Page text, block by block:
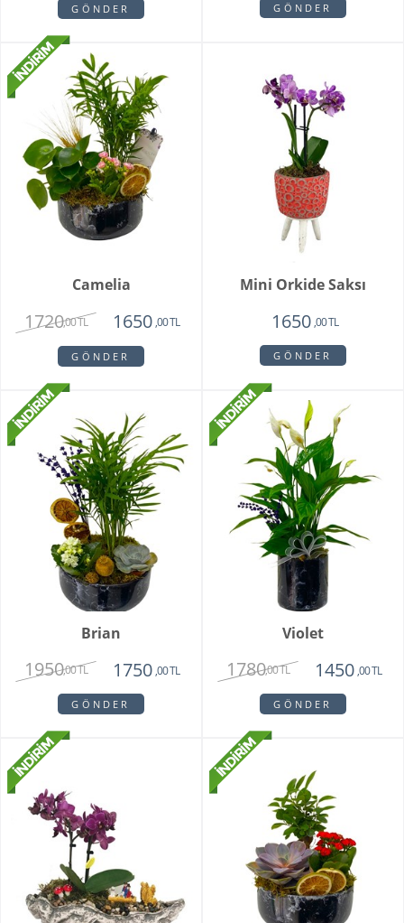
GÖNDER GÖNDER
Camelia
1720,00 TL 1650,00 TL
GÖNDER
Mini Orkide Saksı
1650,00 TL
GÖNDER
Brian
1950,00 TL 1750 ,00 TL
GÖNDER
Violet
1780,00 TL 1450 ,00 TL
GÖNDER